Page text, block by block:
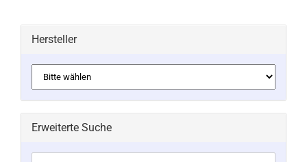
Hersteller
Erweiterte Suche